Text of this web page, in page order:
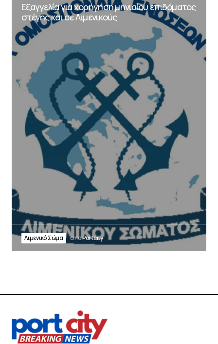
Εξαγγελία για χορήγηση μηνιαίου επιδόματος
στέγης και σε Λιμενικούς
Λιμενικό Σώμα απόPortcity